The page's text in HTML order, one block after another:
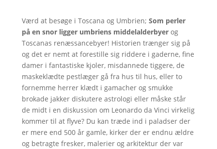
Værd at besøge i Toscana og Umbrien; Som perler
på en snor ligger umbriens middelalderbyerog
Toscanas renæssancebyer! Historien trænger sig på
og det er nemt at forestille sig riddere i gaderne, fine
damer i fantastiske kjoler, misdannede tiggere, de
maskeklædte pestlæger gå fra hus til hus, eller to
fornemme herrer klædt i gamacher og smukke
brokade jakker diskutere astrologi eller måske står
de midt i en diskussion om Leonardo da Vinci virkelig
kommer til at flyve? Du kan træde ind i paladser der
er mere end 500 år gamle, kirker der er endnu ældre
og betragte fresker, malerier og arkitektur der var